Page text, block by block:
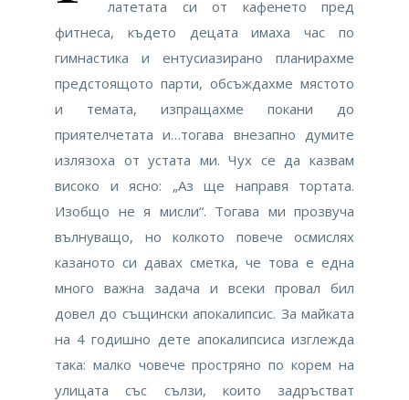
латетата си от кафенето пред
фитнеса, където децата имаха час по
гимнастика и ентусиазирано планирахме
предстоящото парти, обсъждахме мястото
и темата, изпращахме покани до
приятелчетата и…тогава внезапно думите
излязоха от устата ми. Чух се да казвам
високо и ясно: „Аз ще направя тортата.
Изобщо не я мисли“. Тогава ми прозвуча
вълнуващо, но колкото повече осмислях
казаното си давах сметка, че това е една
много важна задача и всеки провал бил
довел до същински апокалипсис. За майката
на 4 годишно дете апокалипсиса изглежда
така: малко човече простряно по корем на
улицата със сълзи, които задръстват